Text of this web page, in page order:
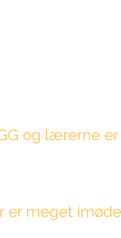
og lærerne
er meget